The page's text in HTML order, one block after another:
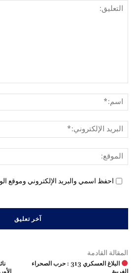
احفظ اسمي والبريد الإلكتروني وموقع
المقالة القادمة
البلاغ العسكري 313 : حرب الصحراء